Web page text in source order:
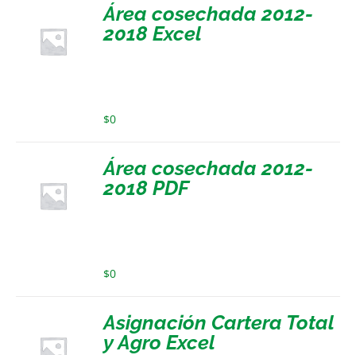
Área cosechada 2012-
2018 Excel
$0
Área cosechada 2012-
2018 PDF
$0
Asignación Cartera Total
y Agro Excel